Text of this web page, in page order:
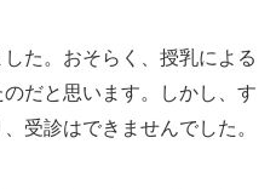
た。おそらく、授乳による
だと思います。しかし、す
受診はできませんでした。